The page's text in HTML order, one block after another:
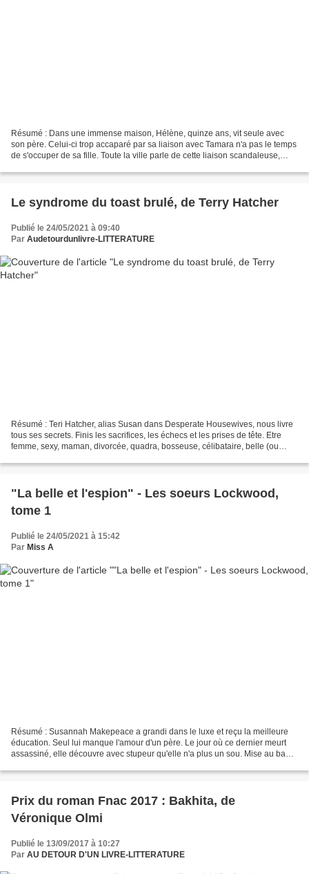
Résumé : Dans une immense maison, Hélène, quinze ans, vit seule avec
son père. Celui-ci trop accaparé par sa liaison avec Tamara n'a pas le temps
de s'occuper de sa fille. Toute la ville parle de cette liaison scandaleuse,
Le syndrome du toast brulé, de Terry Hatcher
Publié le 24/05/2021 à 09:40
Par Audetourdunlivre-LITTERATURE
Résumé : Teri Hatcher, alias Susan dans Desperate Housewives, nous livre
tous ses secrets. Finis les sacrifices, les échecs et les prises de tête. Etre
femme, sexy, maman, divorcée, quadra, bosseuse, célibataire, belle (ou
"La belle et l'espion" - Les soeurs Lockwood,
tome 1
Publié le 24/05/2021 à 15:42
Par Miss A
Résumé : Susannah Makepeace a grandi dans le luxe et reçu la meilleure
éducation. Seul lui manque l'amour d'un père. Le jour où ce dernier meurt
assassiné, elle découvre avec stupeur qu'elle n'a plus un sou. Mise au ban
Prix du roman Fnac 2017 : Bakhita, de
Véronique Olmi
Publié le 13/09/2017 à 10:27
Par AU DETOUR D'UN LIVRE-LITTERATURE